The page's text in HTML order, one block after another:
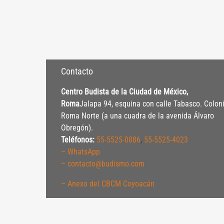
Contacto
Centro Budista de la Ciudad de México,
RomaJalapa 94, esquina con calle Tabasco.
Roma Norte (a una cuadra de la avenida Álvaro
Obregón).
Teléfonos: 55-5525-0086, 55-5525-4023
– WhatsApp
– contacto@budismo.com
– Anexo del CBCM Coyoacán